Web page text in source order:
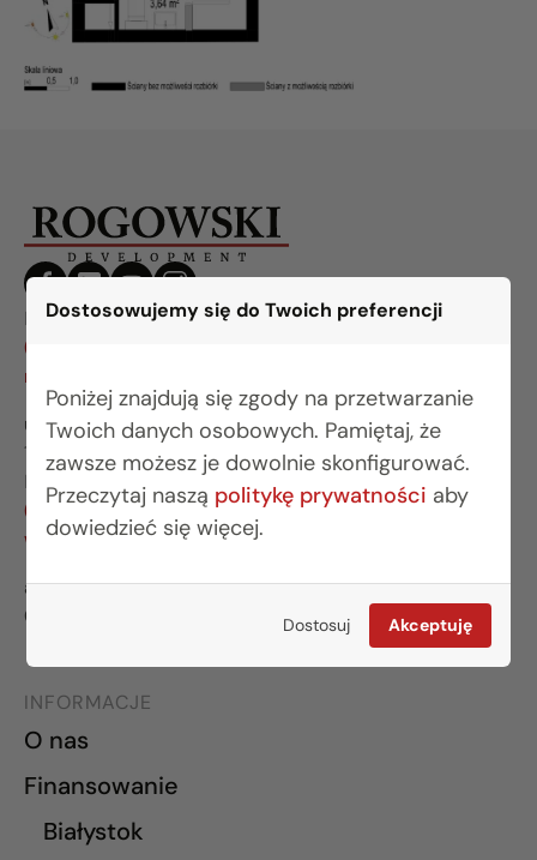
Dostosowujemy się do Twoich preferencji
Poniżej znajdują się zgody na przetwarzanie
Twoich danych osobowych. Pamiętaj, że
zawsze możesz je dowolnie skonfigurować.
Przeczytaj naszą politykę prywatności aby
dowiedzieć się więcej.
Dostosuj Akceptuję
BIURO BIAŁYSTOK
(85) 749 99 09
mieszkania@rogowskidevelopment.pl
ul. Legionowa 28 lok. 202
15-281 Białystok
BIURO WARSZAWA
(22) 642 03 55
warszawa@rogowskidevelopment.pl
al. Wilanowska 67E lok. U5
02-765 Warszawa
INFORMACJE
O nas
Finansowanie
Białystok